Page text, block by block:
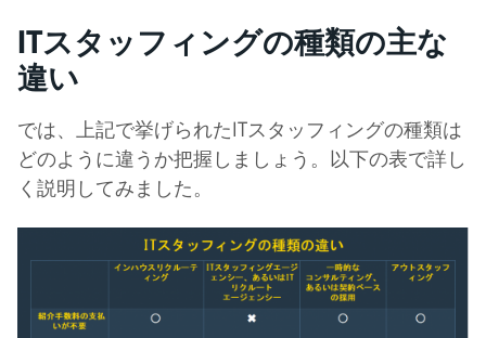
ITスタッフィングの種類の主な
違い
では、上記で挙げられたITスタッフィングの種類は
どのように違うか把握しましょう。以下の表で詳し
く説明してみました。